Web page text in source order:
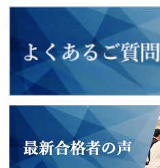
2018年度入試
最新合格者の声